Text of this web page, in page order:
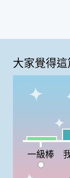
大家覺得
一級棒:7%
一級棒